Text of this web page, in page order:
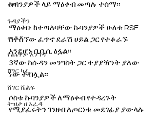
ወግ
ጉዳያችን
መቆያ
የጨዋታ እንግዳ
ሸገር ካፌ
ሸገር ሼልፍ
ትዝታ ዘ አራዳ
ኩባንያዎች ላይ ማዕቀብ መጣሉ ተሰማ፡፡
ማዕቀቡ ከተጣለባቸው ኩባንያዎች ሁለቱ RSF
ከተሰኘው ፈጥኖ ደራሽ ሀይል ጋር የተቆራኙ
እንደሆኑ ቢቢሲ ፅፏል፡፡
3ኛው ከሱዳን መንግስት ጋር ተያያዥነት ያለው
ነው ተብሏል፡፡
ሶስቱ ኩባንያዎች ለማዕቀብ የተዳረጉት
የሚያፈሩትን ገንዘብ ለጦርነቱ መደገፊያ ያውላሉ